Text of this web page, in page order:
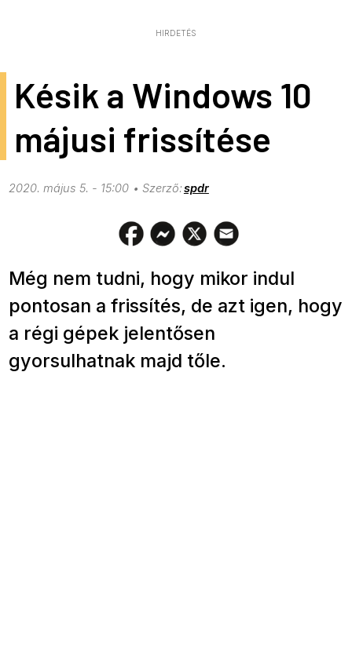
HIRDETÉS
Késik a Windows 10
májusi frissítése
2020. május 5. - 15:00 spdr
Még nem tudni, hogy mikor indul
pontosan a frissítés, de azt igen, hogy
a régi gépek jelentősen
gyorsulhatnak majd tőle.